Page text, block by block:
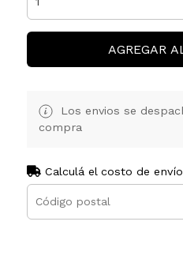
AGREGAR
Los envios se
compra
Calculá el costo de envío